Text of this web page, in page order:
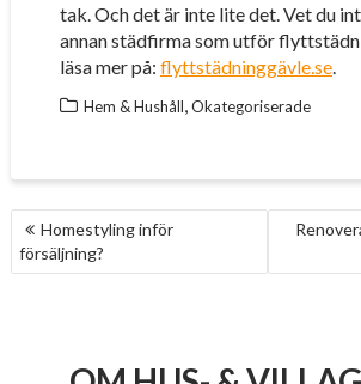
tak. Och det är inte lite det. Vet du
annan städfirma som utför
läsa mer på: flyttstädninggävle.se.
Hem & Hushåll Okategoriserade
INLÄGGSNAVIGERING
Homestyling inför
försäljning?